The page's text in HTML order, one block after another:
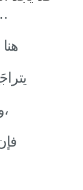
مقاعد
ولا الغربُ غربٌ تماماً،